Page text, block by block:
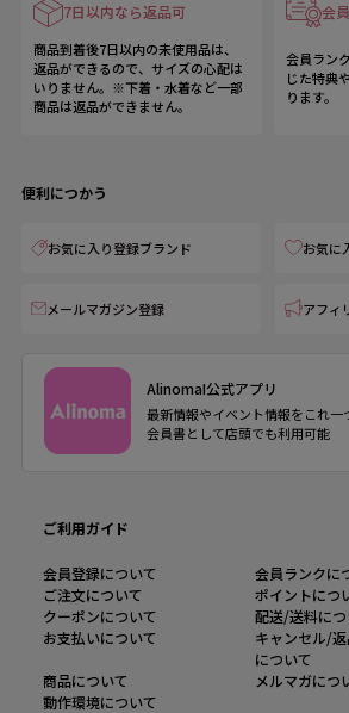
7日以内なら返品可
商品到着後7日以内の未使用品は、
返品ができるので、サイズの心配は
いりません。※下着・水着など一部
商品は返品ができません。
会
会員ラン
じた特典
ります。
便利につかう
お気に入り登録ブランド お気に
メールマガジン登録 アフィ
AlinomaI公式アプリ
最新情報やイベント情報をこれ一
会員書として店頭でも利用可能
ご利用ガイド
会員登録について
会員ランクに
ご注文について
ポイントにつ
クーポンについて
配送/送料につ
お支払いについて
キャンセル/
について
商品について
メルマガにつ
動作環境について